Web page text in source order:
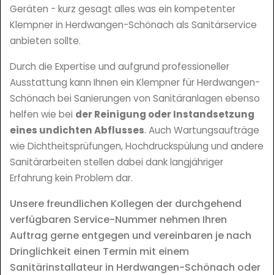
Geräten - kurz gesagt alles was ein kompetenter
Klempner in Herdwangen-Schönach als Sanitärservice
anbieten sollte.
Durch die Expertise und aufgrund professioneller
Ausstattung kann Ihnen ein Klempner für Herdwangen-
Schönach bei Sanierungen von Sanitäranlagen ebenso
helfen wie bei der Reinigung oder Instandsetzung
eines undichten Abflusses. Auch Wartungsaufträge
wie Dichtheitsprüfungen, Hochdruckspülung und andere
Sanitärarbeiten stellen dabei dank langjähriger
Erfahrung kein Problem dar.
Unsere freundlichen Kollegen der durchgehend
verfügbaren Service-Nummer nehmen Ihren
Auftrag gerne entgegen und vereinbaren je nach
Dringlichkeit einen Termin mit einem
Sanitärinstallateur in Herdwangen-Schönach oder